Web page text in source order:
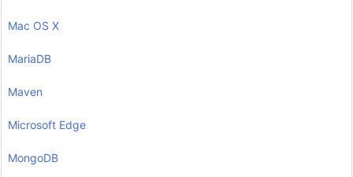
Mac OS X
MariaDB
Maven
Microsoft Edge
MongoDB